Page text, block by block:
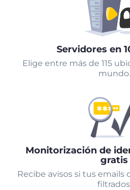
Servidores en
Elige entre más de 115
mundo.
Monitorización de
gratis
Recibe avisos si tus emails